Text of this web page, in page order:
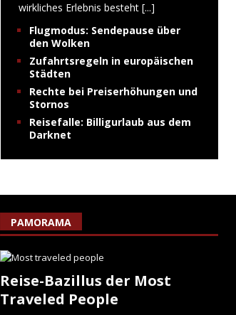
wirkliches Erlebnis besteht [...]
Flugmodus: Sendepause über
den Wolken
Zufahrtsregeln in europäischen
Städten
Rechte bei Preiserhöhungen und
Stornos
Reisefalle: Billigurlaub aus dem
Darknet
PAMORAMA
Reise-Bazillus der Most
Traveled People